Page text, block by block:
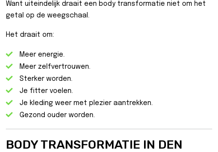
Want uiteindelijk draait een body transformatie niet om het
getal op de weegschaal.
Het draait om:
Meer energie.
Meer zelfvertrouwen.
Sterker worden.
Je fitter voelen.
Je kleding weer met plezier aantrekken.
Gezond ouder worden.
BODY TRANSFORMATIE IN DEN